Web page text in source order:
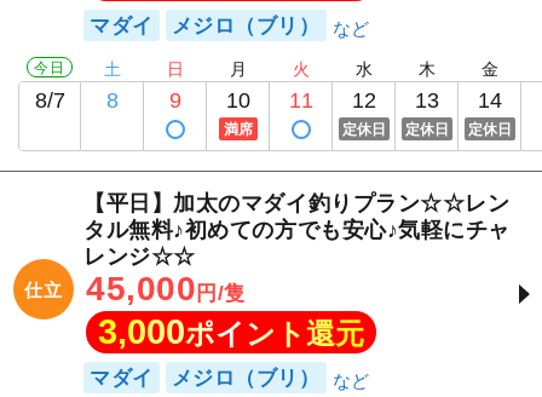
マダイ メジロ（ブリ）
今日
8/7
土
8
日
9
月
10
満席
火
11
水
12
定休日
木
13
定休日
金
14
定休日
仕立
【平日】加太のマダイ釣りプラン☆☆レン
タル無料♪初めての方でも安心♪気軽にチャ
レンジ☆☆
45,000 円/隻
3,000ポイント還元
マダイ メジロ（ブリ）